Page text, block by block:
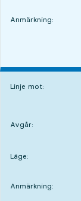
Anmärkning:
Linje mot:
Avgår:
Läge:
LÄGE,
,
Anmärkning: